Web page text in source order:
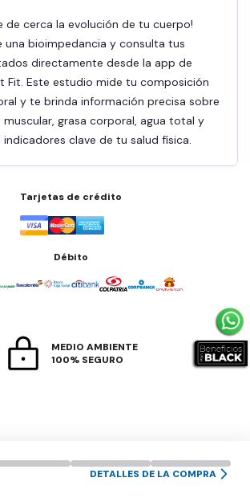
una bioimpedancia y consulta tus
directamente desde la app de
Fit. Este estudio mide tu composición
y te brinda información precisa sobre
muscular, grasa corporal, agua total y
clave de tu salud física.
DETALLES DE LA COMPRA
Tarjetas de crédito
Débito
MEDIO AMBIENTE
100% SEGURO